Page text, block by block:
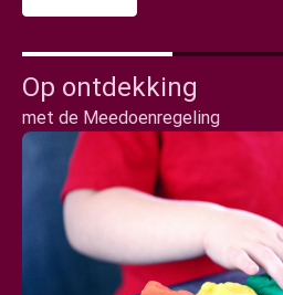
Op ontdekking
met de Meedoenregeling